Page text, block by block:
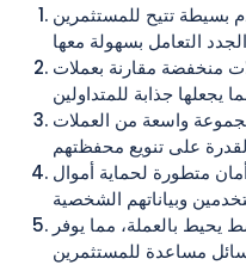
بسيطة تتيح للمستثمرين
منخفضة مقارنة بعملات
واسعة من العملات
متطورة لحماية أموال
يحيط بالعملة، مما يوفر